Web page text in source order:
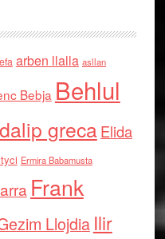
arben llalla asllan
Bebja Behlul
dalip grecaElida
Ermira Babamusta
Frank
Llojdia Ilir